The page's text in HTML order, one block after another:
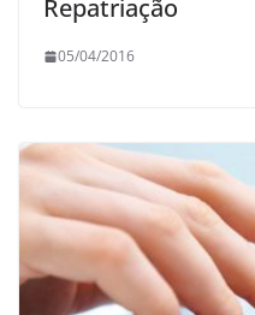
Repatriação
05/04/2016